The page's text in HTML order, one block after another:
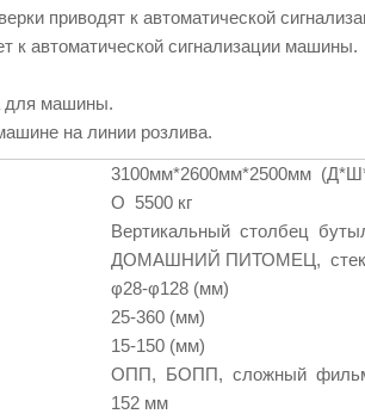
приводят к автоматической
к автоматической сигнализации машины.
для машины.
на линии розлива.
3100мм*2600мм*2500мм
О 5500 кг
Вертикальный столбец
ДОМАШНИЙ ПИТОМЕЦ,
φ28-φ128 (мм)
25-360 (мм)
15-150 (мм)
ОПП, БОПП, сложный фильм,
152 мм